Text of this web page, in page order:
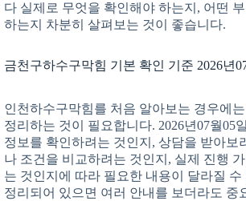
다 실제로 무엇을 확인해야 하는지, 어떤
하는지 차분히 살펴보는 것이 좋습니다.
금천구하수구막힘 기본 확인 기준 2026년
인천하수구막힘를 처음 알아보는 경우에
정리하는 것이 필요합니다. 2026년07월05
정보를 확인하려는 것인지, 상담을 받아보
나 조건을 비교하려는 것인지, 실제 진행
는 것인지에 따라 필요한 내용이 달라질 수
정리되어 있으면 여러 안내를 보더라도 중